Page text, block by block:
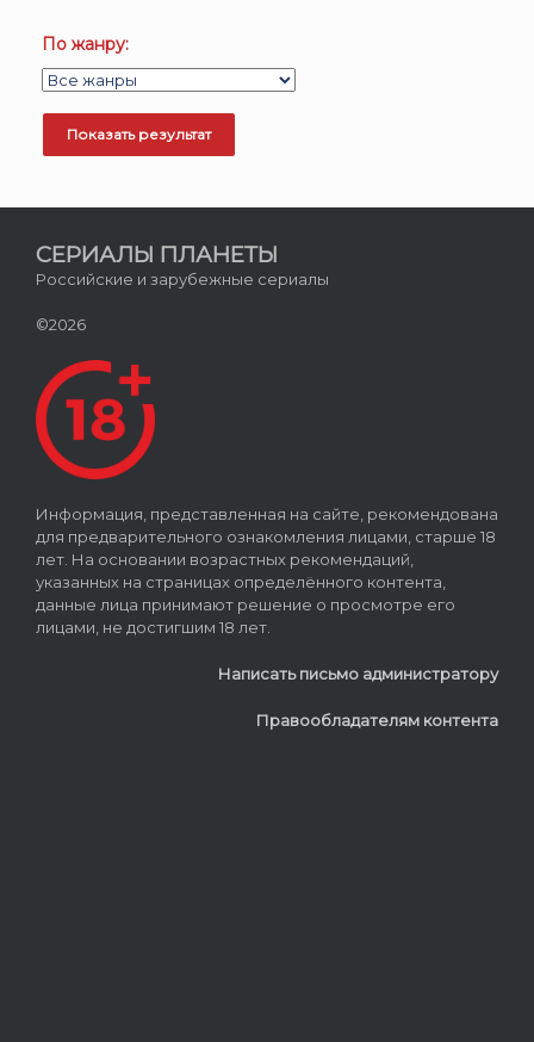
По жанру:
СЕРИАЛЫ ПЛАНЕТЫ
Российские и зарубежные сериалы
©2026
Информация, представленная на сайте, рекомендована
для предварительного ознакомления лицами, старше 18
лет. На основании возрастных рекомендаций,
указанных на страницах определённого контента,
данные лица принимают решение о просмотре его
лицами, не достигшим 18 лет.
Написать письмо администратору
Правообладателям контента